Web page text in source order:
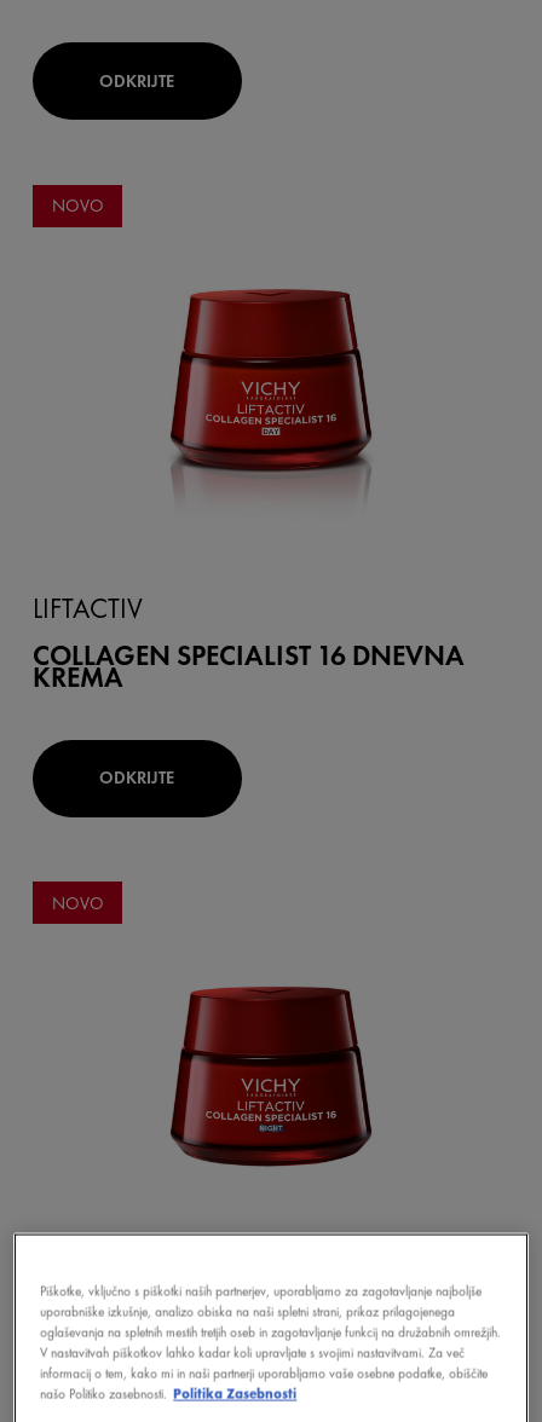
ODKRIJTE
NOVO
LIFTACTIV
COLLAGEN SPECIALIST 16 DNEVNA
KREMA
ODKRIJTE
NOVO
LIFTACTIV
COLLAGEN SPECIALIST 16 NOČNA
KREMA
Piškotke, vključno s piškotki naših partnerjev, uporabljamo za zagotavljanje najboljše
uporabniške izkušnje, analizo obiska na naši spletni strani, prikaz prilagojenega
oglaševanja na spletnih mestih tretjih oseb in zagotavljanje funkcij na družabnih omrežjih.
V nastavitvah piškotkov lahko kadar koli upravljate s svojimi nastavitvami. Za več
informacij o tem, kako mi in naši partnerji uporabljamo vaše osebne podatke, obiščite
našo Politiko zasebnosti. Politika Zasebnosti